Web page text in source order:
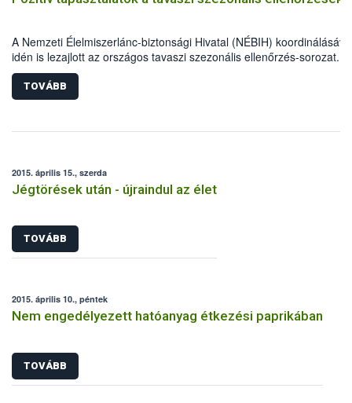
A Nemzeti Élelmiszerlánc-biztonsági Hivatal (NÉBIH)
idén is lezajlott az országos tavaszi szezonális ellenőrzés-sorozat.
élelmiszerlánc-biztonsági szakemberek szűk egy hónap alatt több
800 ellenőrzést végeztek, 69 alkalommal figyelmeztetést és
esetben bírságot szabtak ki.
TOVÁBB
2015. április 15., szerda
Jégtörések után - újraindul az élet
TOVÁBB
2015. április 10., péntek
Nem engedélyezett hatóanyag étkezési paprikában
TOVÁBB